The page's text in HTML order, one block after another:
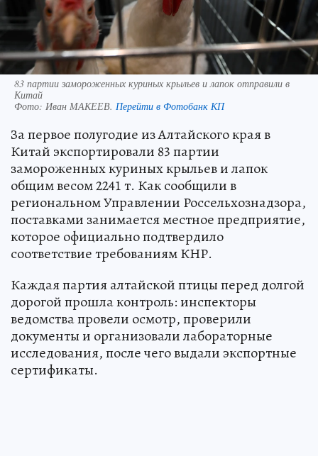
83 партии замороженных куриных крыльев и лапок отправили в
Китай
Фото: Иван МАКЕЕВ. Перейти в Фотобанк КП
За первое полугодие из Алтайского края в
Китай экспортировали 83 партии
замороженных куриных крыльев и лапок
общим весом 2241 т. Как сообщили в
региональном Управлении Россельхознадзора,
поставками занимается местное предприятие,
которое официально подтвердило
соответствие требованиям КНР.
Каждая партия алтайской птицы перед долгой
дорогой прошла контроль: инспекторы
ведомства провели осмотр, проверили
документы и организовали лабораторные
исследования, после чего выдали экспортные
сертификаты.